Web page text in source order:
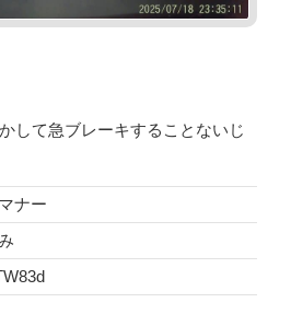
して急ブレーキすることないじ
ナー